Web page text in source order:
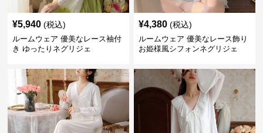
¥5,940 (税込)
ルームウェア 優美なレース袖付
き ゆったりネグリジェ
¥4,380 (税込)
ルームウェア 優美なレース飾り
お姫様風シフォンネグリジェ